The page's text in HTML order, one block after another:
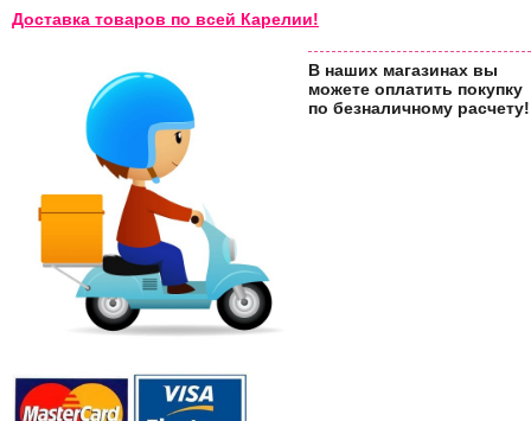
Доставка товаров по всей Карелии!
В наших магазинах вы
можете оплатить покупку
по безналичному расчету!